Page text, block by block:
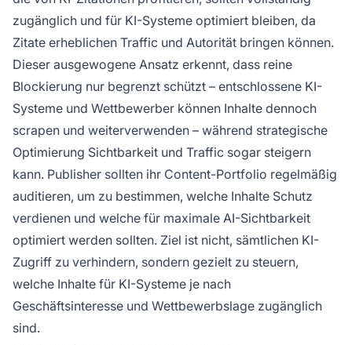
zugänglich und für KI-Systeme optimiert bleiben, da
Zitate erheblichen Traffic und Autorität bringen können.
Dieser ausgewogene Ansatz erkennt, dass reine
Blockierung nur begrenzt schützt – entschlossene KI-
Systeme und Wettbewerber können Inhalte dennoch
scrapen und weiterverwenden – während strategische
Optimierung Sichtbarkeit und Traffic sogar steigern
kann. Publisher sollten ihr Content-Portfolio regelmäßig
auditieren, um zu bestimmen, welche Inhalte Schutz
verdienen und welche für maximale AI-Sichtbarkeit
optimiert werden sollten. Ziel ist nicht, sämtlichen KI-
Zugriff zu verhindern, sondern gezielt zu steuern,
welche Inhalte für KI-Systeme je nach
Geschäftsinteresse und Wettbewerbslage zugänglich
sind.